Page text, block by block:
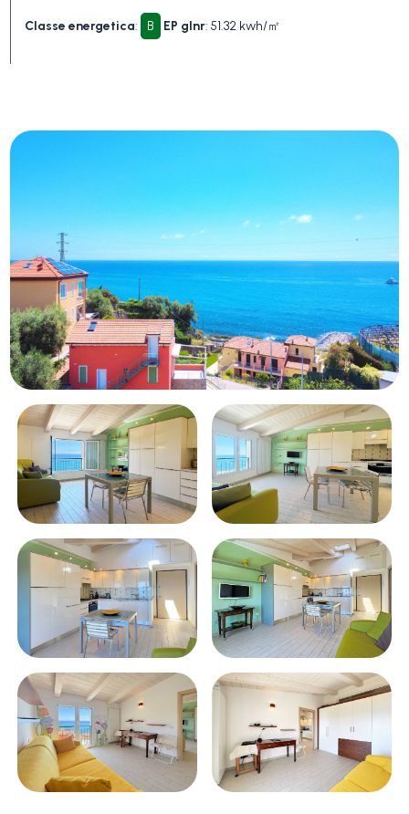
Classe energetica: B EP glnr: 51.32 kwh/㎡